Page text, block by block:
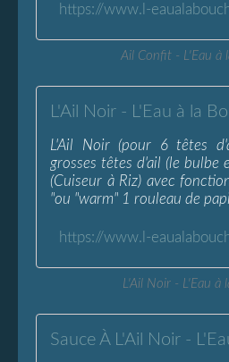
Ail Confit - L'Eau à
L'Ail Noir - L'Eau à la
L'Ail Noir (pour 6 têtes
grosses têtes d'ail (le bulbe
(Cuiseur à Riz) avec
"ou "warm" 1 rouleau de
L'Ail Noir - L'Eau à
Sauce À L'Ail Noir -